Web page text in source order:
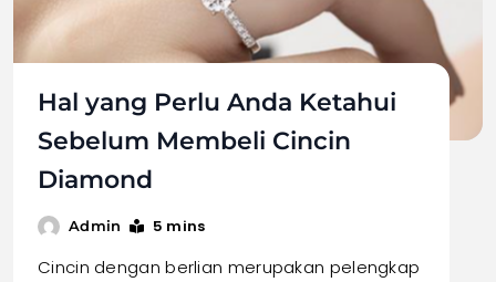
Hal yang Perlu Anda Ketahui
Sebelum Membeli Cincin
Diamond
Admin 5 mins
Cincin dengan berlian merupakan pelengkap